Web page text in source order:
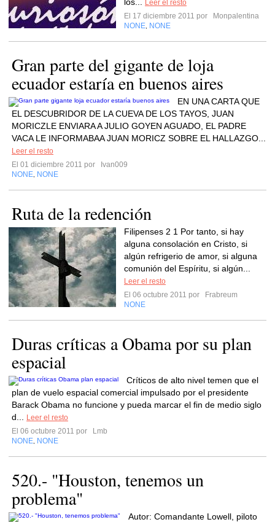
Leer el resto
El 17 diciembre 2011 por
Monpalentina
NONE NONE
Gran parte del gigante de loja
ecuador estaría en buenos aires
EN UNA CARTA QUE
EL DESCUBRIDOR DE LA CUEVA DE LOS TAYOS, JUAN
MORICZLE ENVIARA A JULIO GOYEN AGUADO, EL PADRE
VACA LE INFORMABAA JUAN MORICZ SOBRE EL HALLAZGO...
Leer el resto
El 01 diciembre 2011 por
Ivan009
NONE NONE
Ruta de la redención
Filipenses 2 1 Por tanto, si hay
alguna consolación en Cristo, si
algún refrigerio de amor, si alguna
comunión del Espíritu, si algún...
Leer el resto
El 06 octubre 2011 por
Frabreum
NONE
Duras críticas a Obama por su plan
espacial
Críticos de alto nivel temen que el
plan de vuelo espacial comercial impulsado por el presidente
Barack Obama no funcione y pueda marcar el fin de medio siglo
d...
Leer el resto
El 06 octubre 2011 por
Lmb
NONE NONE
520.- "Houston, tenemos un
problema"
Autor: Comandante Lowell, piloto